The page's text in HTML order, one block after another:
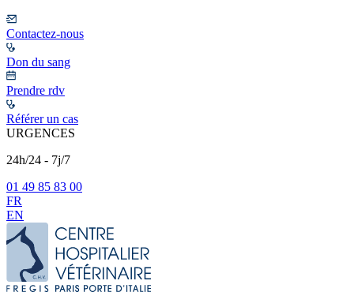
Contactez-nous
Don du sang
Prendre rdv
Référer un cas
URGENCES
24h/24 - 7j/7
01 49 85 83 00
FR
EN